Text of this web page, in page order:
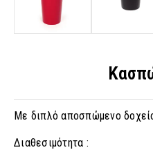
Με διπλό αποσπώμενο
Διαθεσιμότητα :